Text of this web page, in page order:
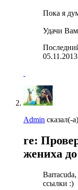
Пока я
Удачи
Admin сказал(-
re:
жениха
ссылки :)